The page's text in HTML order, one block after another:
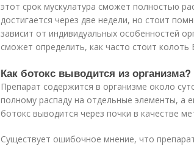
этот срок мускулатура сможет полностью
достигается через две недели, но стоит
зависит от индивидуальных особенностей
сможет определить, как часто стоит
Как ботокс выводится из организма?
Препарат содержится в организме около
полному распаду на отдельные элементы, а
ботокс выводится через почки в качестве
Существует ошибочное мнение, что